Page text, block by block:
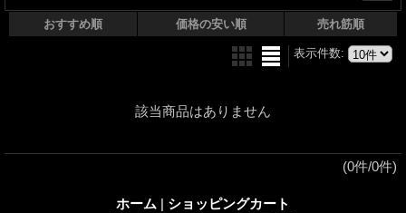
おすすめ順 価格の安い順 売れ筋順
表示件数:
該当商品はありません
(0件/0件)
ホーム | ショッピングカート